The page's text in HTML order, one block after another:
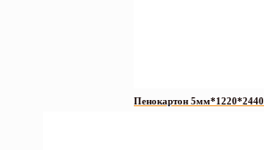
Пенокартон 5мм*1220*2440